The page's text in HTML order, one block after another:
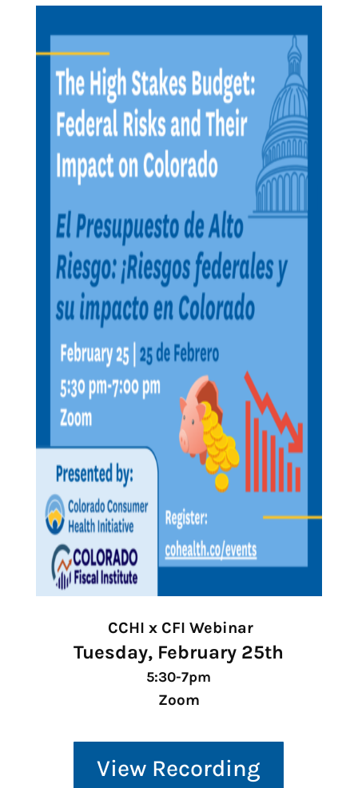
CCHI x CFI Webinar
Tuesday, February 25th
5:30-7pm
Zoom
View Recording